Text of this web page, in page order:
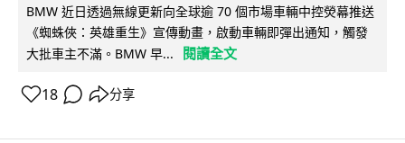
BMW 近日透過無線更新向全球逾 70 個市場車輛中控熒幕推送
《蜘蛛俠：英雄重生》宣傳動畫，啟動車輛即彈出通知，觸發
大批車主不滿。BMW 早...
閱讀全文
18 分享